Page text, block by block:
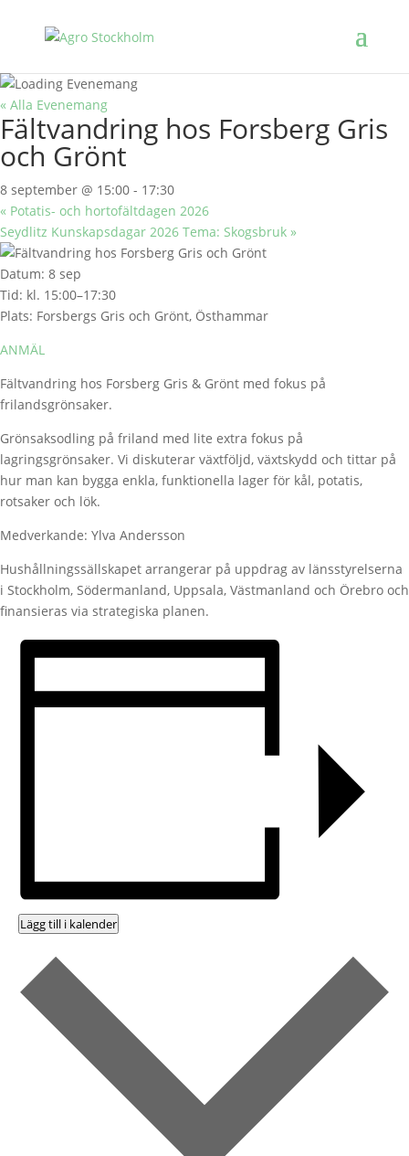
« Alla Evenemang
Fältvandring hos Forsberg Gris
och Grönt
8 september @ 15:00 - 17:30
« Potatis- och hortofältdagen 2026
Seydlitz Kunskapsdagar 2026 Tema: Skogsbruk »
Datum: 8 sep
Tid: kl. 15:00–17:30
Plats: Forsbergs Gris och Grönt, Östhammar
ANMÄL
Fältvandring hos Forsberg Gris & Grönt med fokus på
frilandsgrönsaker.
Grönsaksodling på friland med lite extra fokus på
lagringsgrönsaker. Vi diskuterar växtföljd, växtskydd och tittar på
hur man kan bygga enkla, funktionella lager för kål, potatis,
rotsaker och lök.
Medverkande: Ylva Andersson
Hushållningssällskapet arrangerar på uppdrag av länsstyrelserna
i Stockholm, Södermanland, Uppsala, Västmanland och Örebro och
finansieras via strategiska planen.
Lägg till i kalender